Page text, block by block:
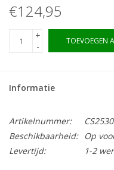
€124,95
+
-
TOEVOEGEN
Informatie
Artikelnummer:
Beschikbaarheid:
Op
Levertijd:
1-2